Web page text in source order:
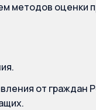
методов оценки
от